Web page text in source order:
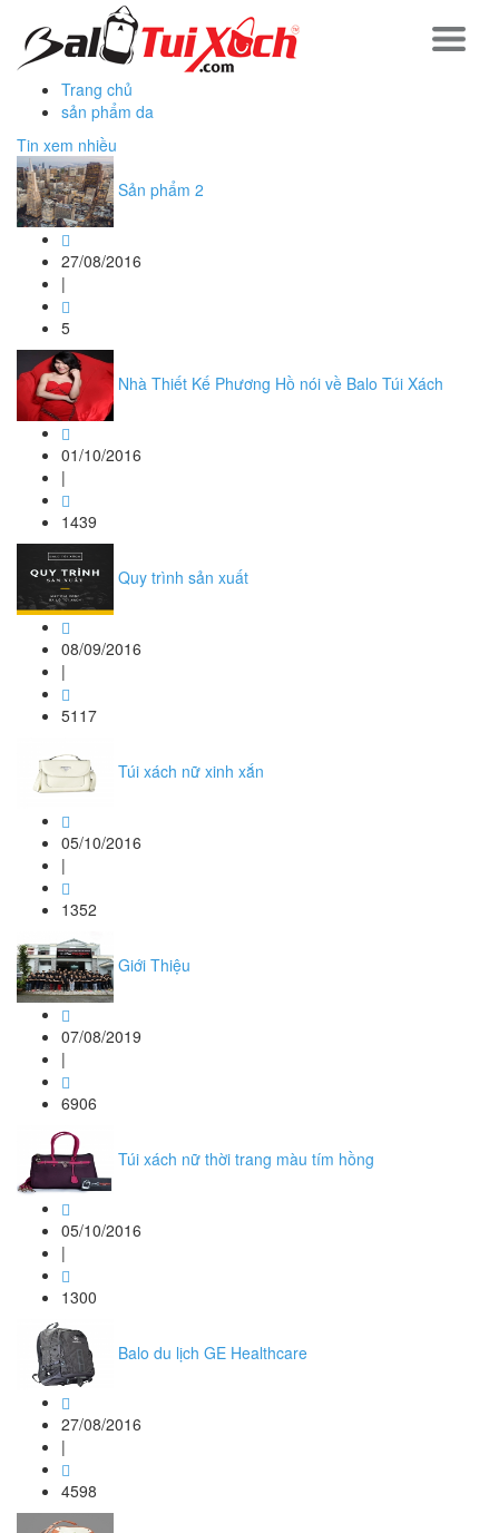
Trang chủ
sản phẩm da
Tin xem nhiều
Sản phẩm 2
27/08/2016
|
5
Nhà Thiết Kế Phương Hồ nói về Balo Túi Xách
01/10/2016
|
1439
Quy trình sản xuất
08/09/2016
|
5117
Túi xách nữ xinh xắn
05/10/2016
|
1352
Giới Thiệu
07/08/2019
|
6906
Túi xách nữ thời trang màu tím hồng
05/10/2016
|
1300
Balo du lịch GE Healthcare
27/08/2016
|
4598